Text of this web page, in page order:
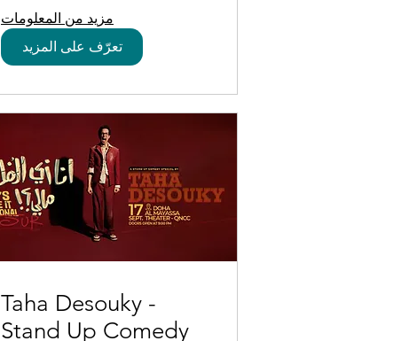
مزيد من المعلومات
تعرّف على المزيد
Taha Desouky -
Stand Up Comedy